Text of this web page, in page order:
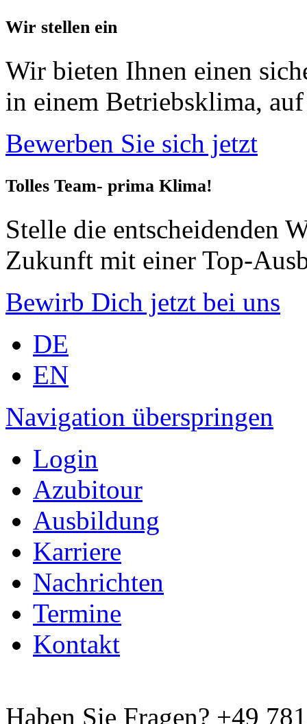
Wir stellen ein
Wir bieten Ihnen einen
in einem Betriebsklima,
Bewerben Sie sich jetzt
Tolles Team- prima Klima!
Stelle die entscheidenden
Zukunft mit einer Top-
Bewirb Dich jetzt bei uns
DE
EN
Navigation überspringen
Login
Azubitour
Ausbildung
Karriere
Nachrichten
Termine
Kontakt
Haben Sie Fragen? +49